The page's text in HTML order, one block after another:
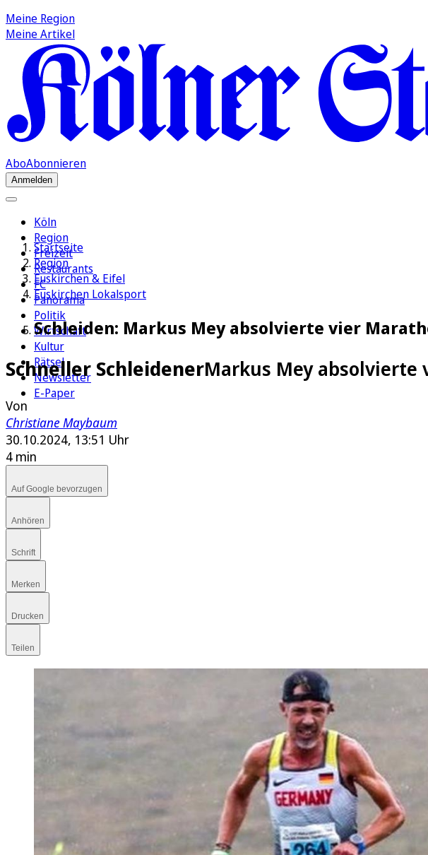
Meine Region
Meine Artikel
AboAbonnieren
Anmelden
Köln
Region
Freizeit
Restaurants
FC
Panorama
Politik
Wirtschaft
Kultur
Rätsel
Newsletter
E-Paper
Startseite
Region
Euskirchen & Eifel
Euskirchen Lokalsport
Schleiden: Markus Mey absolvierte vier
Schneller SchleidenerMarkus Mey absolvierte
Von
Christiane Maybaum
30.10.2024, 13:51 Uhr
4 min
Auf Google bevorzugen
Anhören
Schrift
Merken
Drucken
Teilen